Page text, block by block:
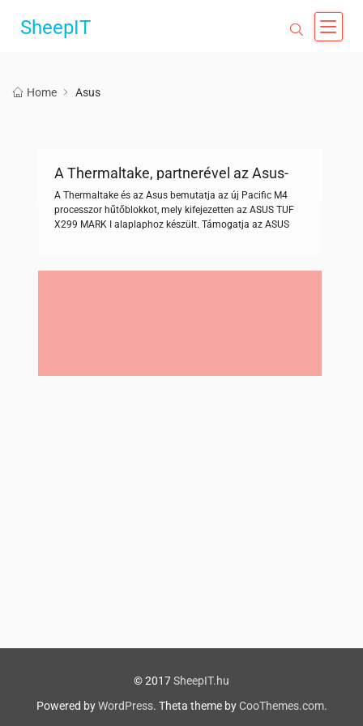
SheepIT
Home Asus
A Thermaltake, partnerével az Asus-
szal, bemutatják az új Pacific M4
hűtőblokkot
A Thermaltake és az Asus bemutatja az új Pacific M4
processzor hűtőblokkot, mely kifejezetten az ASUS TUF
X299 MARK I alaplaphoz készült. Támogatja az ASUS
vízblokk nagyobb felülettel és 0,15 mm-es mikrocsatorna
© 2017SheepIT.hu
Powered byWordPress. Theta theme by CooThemes.com.